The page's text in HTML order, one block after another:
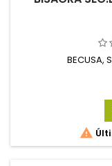
BECUSA,
